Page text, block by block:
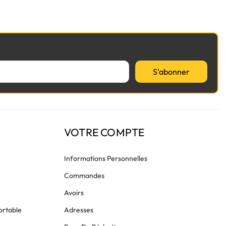
S’abonner
VOTRE COMPTE
Informations Personnelles
Commandes
Avoirs
Adresses